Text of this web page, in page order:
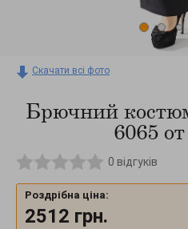
Скачати всі фото
Брючний
6065
0 відгуків
Роздрібна ціна:
2512 грн.